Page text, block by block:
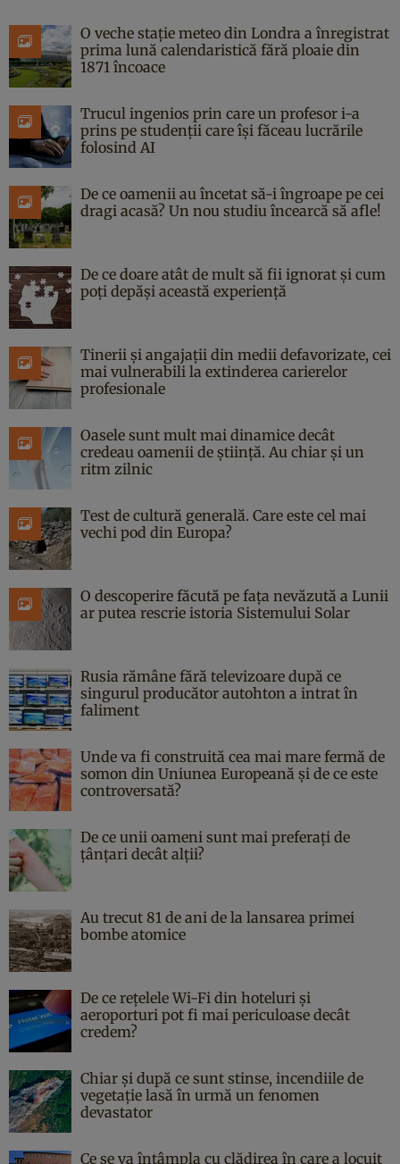
O veche stație meteo din Londra a înregistrat
prima lună calendaristică fără ploaie din
1871 încoace
Trucul ingenios prin care un profesor i-a
prins pe studenții care își făceau lucrările
folosind AI
De ce oamenii au încetat să-i îngroape pe cei
dragi acasă? Un nou studiu încearcă să afle!
De ce doare atât de mult să fii ignorat și cum
poți depăși această experiență
Tinerii și angajații din medii defavorizate, cei
mai vulnerabili la extinderea carierelor
profesionale
Oasele sunt mult mai dinamice decât
credeau oamenii de știință. Au chiar și un
ritm zilnic
Test de cultură generală. Care este cel mai
vechi pod din Europa?
O descoperire făcută pe fața nevăzută a Lunii
ar putea rescrie istoria Sistemului Solar
Rusia rămâne fără televizoare după ce
singurul producător autohton a intrat în
faliment
Unde va fi construită cea mai mare fermă de
somon din Uniunea Europeană și de ce este
controversată?
De ce unii oameni sunt mai preferați de
țânțari decât alții?
Au trecut 81 de ani de la lansarea primei
bombe atomice
De ce rețelele Wi-Fi din hoteluri și
aeroporturi pot fi mai periculoase decât
credem?
Chiar și după ce sunt stinse, incendiile de
vegetație lasă în urmă un fenomen
devastator
Ce se va întâmpla cu clădirea în care a locuit